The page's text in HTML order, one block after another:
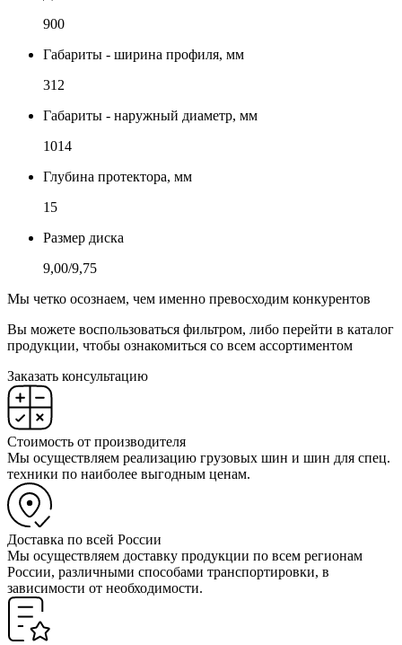
900
Габариты - ширина профиля, мм
312
Габариты - наружный диаметр, мм
1014
Глубина протектора, мм
15
Размер диска
9,00/9,75
Мы четко осознаем, чем именно превосходим конкурентов
Вы можете воспользоваться фильтром, либо перейти в каталог
продукции, чтобы ознакомиться со всем ассортиментом
Заказать консультацию
Стоимость от производителя
Мы осуществляем реализацию грузовых шин и шин для спец.
техники по наиболее выгодным ценам.
Доставка по всей России
Мы осуществляем доставку продукции по всем регионам
России, различными способами транспортировки, в
зависимости от необходимости.